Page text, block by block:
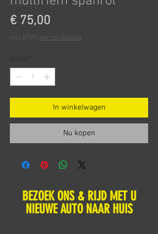
€ 75,00
incl.BTW Verzendbeleid
In winkelwagen
Nu kopen
BEZOEK ONS & RIJD MET U
NIEUWE AUTO NAAR HUIS